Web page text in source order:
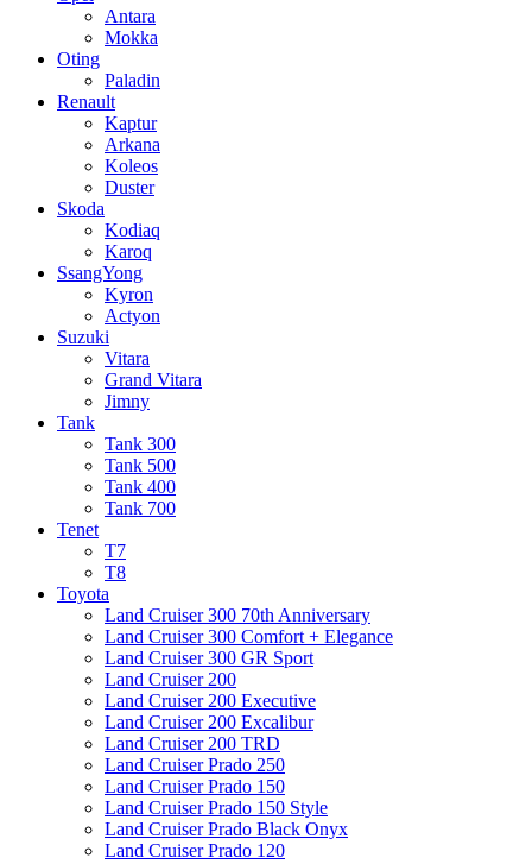
Antara
Mokka
Oting
Paladin
Renault
Kaptur
Arkana
Koleos
Duster
Skoda
Kodiaq
Karoq
SsangYong
Kyron
Actyon
Suzuki
Vitara
Grand Vitara
Jimny
Tank
Tank 300
Tank 500
Tank 400
Tank 700
Tenet
T7
T8
Toyota
Land Cruiser 300 70th Anniversary
Land Cruiser 300 Comfort + Elegance
Land Cruiser 300 GR Sport
Land Cruiser 200
Land Cruiser 200 Executive
Land Cruiser 200 Excalibur
Land Cruiser 200 TRD
Land Cruiser Prado 250
Land Cruiser Prado 150
Land Cruiser Prado 150 Style
Land Cruiser Prado Black Onyx
Land Cruiser Prado 120